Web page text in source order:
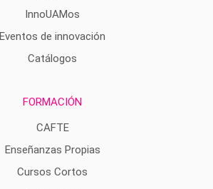
InnoUAMos
Eventos de innovación
Catálogos
FORMACIÓN
CAFTE
Enseñanzas Propias
Cursos Cortos